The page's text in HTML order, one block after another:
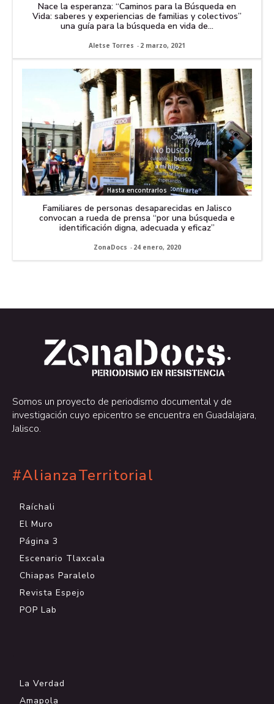
Nace la esperanza: “Caminos para la Búsqueda en
Vida: saberes y experiencias de familias y colectivos”
una guía para la búsqueda en vida de...
Aletse Torres - 2 marzo, 2021
Hasta encontrarlos
Familiares de personas desaparecidas en Jalisco
convocan a rueda de prensa “por una búsqueda e
identificación digna, adecuada y eficaz”
ZonaDocs - 24 enero, 2020
.
.
Somos un proyecto de periodismo documental y de
investigación cuyo epicentro se encuentra en Guadalajara,
Jalisco.
#AlianzaTerritorial
Raíchali
El Muro
Página 3
Escenario Tlaxcala
Chiapas Paralelo
Revista Espejo
POP Lab
La Verdad
Amapola